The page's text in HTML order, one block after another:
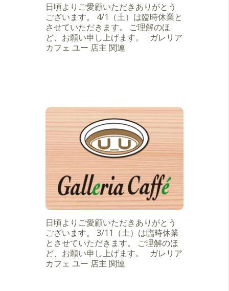
日頃よりご愛顧いただきありがとう
ございます。 4/1（土）は臨時休業と
させていただきます。 ご理解のほ
ど、お願い申し上げます。 ガレリア
カフェ ユー 店主 関連
日頃よりご愛顧いただきありがとう
ございます。 3/11（土）は臨時休業
とさせていただきます。 ご理解のほ
ど、お願い申し上げます。 ガレリア
カフェ ユー 店主 関連